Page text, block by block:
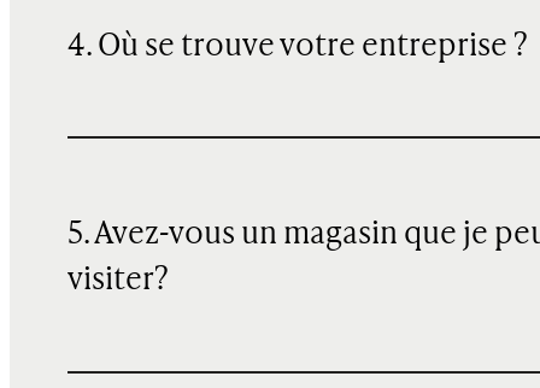
4. Où se trouve votre entreprise ?
5. Avez-vous un magasin que je
visiter?